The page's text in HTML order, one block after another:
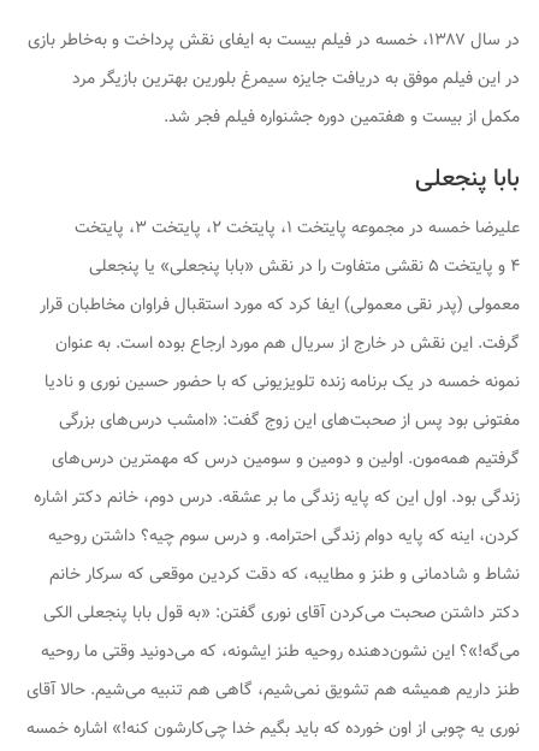
در سال ۱۳۸۷، خمسه در فیلم بیستبه ایفای نقش پرداخت و به‌خاطر بازی
در این فیلم موفق به دریافت جایزه سیمرغ بلورین بهترین بازیگر مرد
مکمل از بیست و هفتمین دوره جشنواره فیلم فجر شد.
بابا پنجعلی
علیرضا خمسه در مجموعه پایتخت ۱، پایتخت ۲، پایتخت ۳، پایتخت
۴ و پایتخت ۵ نقشی متفاوت را در نقش «بابا پنجعلی» یا پنجعلی
معمولی (پدر نقی معمولی) ایفا کرد که مورد استقبال فراوان مخاطبان قرار
گرفت. این نقش در خارج از سریال هم مورد ارجاع بوده است. به عنوان
نمونه خمسه در یک برنامه زنده تلویزیونی که با حضور حسین نوری و نادیا
مفتونی بود پس از صحبت‌های این زوج گفت: «امشب درس‌های بزرگی
گرفتیم همه‌مون. اولین و دومین و سومین درس که مهمترین درس‌های
زندگی بود. اول این که پایه زندگی ما بر عشقه. درس دوم، خانم دکتر اشاره
کردن، اینه که پایه دوام زندگی احترامه. و درس سوم چیه؟ داشتن روحیه
نشاط و شادمانی و طنز و مطایبه، که دقت کردین موقعی که سرکار خانم
دکتر داشتن صحبت می‌کردن آقای نوری گفتن: «به قول بابا پنجعلی الکی
می‌گه!»؟ این نشون‌دهنده روحیه طنز ایشونه، که می‌دونید وقتی ما روحیه
طنز داریم همیشه هم تشویق نمی‌شیم، گاهی هم تنبیه می‌شیم. حالا آقای
نوری یه چوبی از اون خورده که باید بگیم خدا چی‌کارشون کنه!» اشاره خمسه